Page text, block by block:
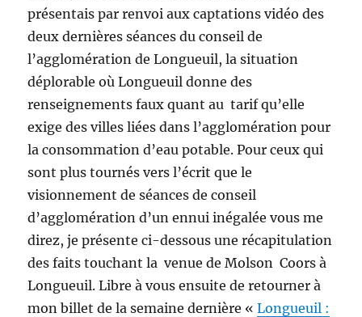
présentais par renvoi aux captations vidéo des
deux dernières séances du conseil de
l’agglomération de Longueuil, la situation
déplorable où Longueuil donne des
renseignements faux quant au tarif qu’elle
exige des villes liées dans l’agglomération pour
la consommation d’eau potable. Pour ceux qui
sont plus tournés vers l’écrit que le
visionnement de séances de conseil
d’agglomération d’un ennui inégalée vous me
direz, je présente ci-dessous une récapitulation
des faits touchant la venue de Molson Coors à
Longueuil. Libre à vous ensuite de retourner à
mon billet de la semaine dernière «Longueuil :